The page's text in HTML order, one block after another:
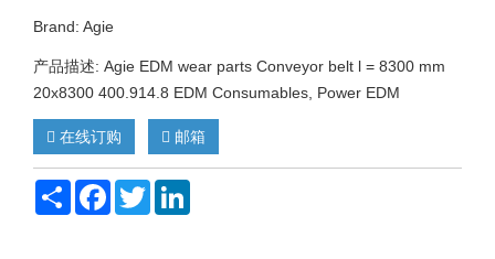
Brand: Agie
产品描述: Agie EDM wear parts Conveyor belt l = 8300 mm
20x8300 400.914.8 EDM Consumables, Power EDM
在线订购 邮箱
Share FacebookTwitter